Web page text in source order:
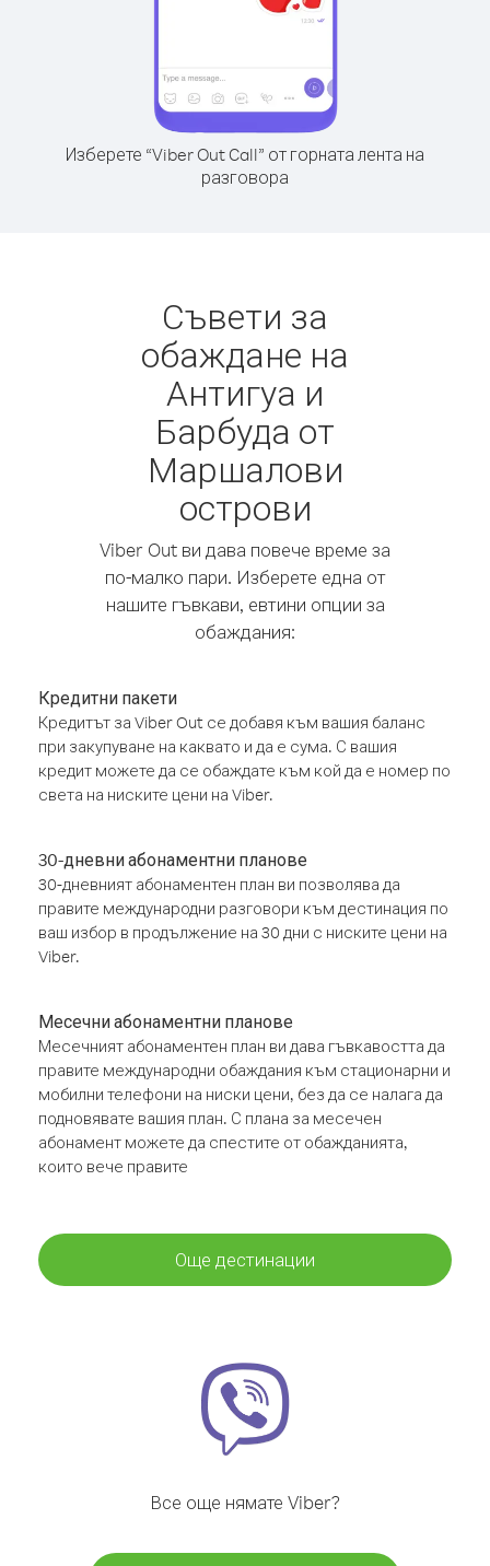
Изберете “Viber Out Call” от горната лента на
разговора
Съвети за
обаждане на
Антигуа и
Барбуда от
Маршалови
острови
Viber Out ви дава повече време за
по-малко пари. Изберете една от
нашите гъвкави, евтини опции за
обаждания:
Кредитни пакети
Кредитът за Viber Out се добавя към вашия баланс
при закупуване на каквато и да е сума. С вашия
кредит можете да се обаждате към кой да е номер по
света на ниските цени на Viber.
30-дневни абонаментни планове
30-дневният абонаментен план ви позволява да
правите международни разговори към дестинация по
ваш избор в продължение на 30 дни с ниските цени на
Viber.
Месечни абонаментни планове
Месечният абонаментен план ви дава гъвкавостта да
правите международни обаждания към стационарни и
мобилни телефони на ниски цени, без да се налага да
подновявате вашия план. С плана за месечен
абонамент можете да спестите от обажданията,
които вече правите
Още дестинации
Все още нямате Viber?